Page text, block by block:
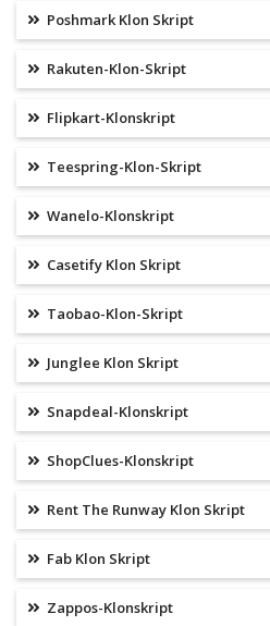
Poshmark Klon Skript
Rakuten-Klon-Skript
Flipkart-Klonskript
Teespring-Klon-Skript
Wanelo-Klonskript
Casetify Klon Skript
Taobao-Klon-Skript
Junglee Klon Skript
Snapdeal-Klonskript
ShopClues-Klonskript
Rent The Runway Klon Skript
Fab Klon Skript
Zappos-Klonskript